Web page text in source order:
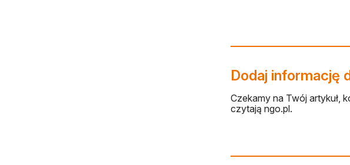
Dodaj informację
Czekamy na Twój artykuł,
czytają ngo.pl.